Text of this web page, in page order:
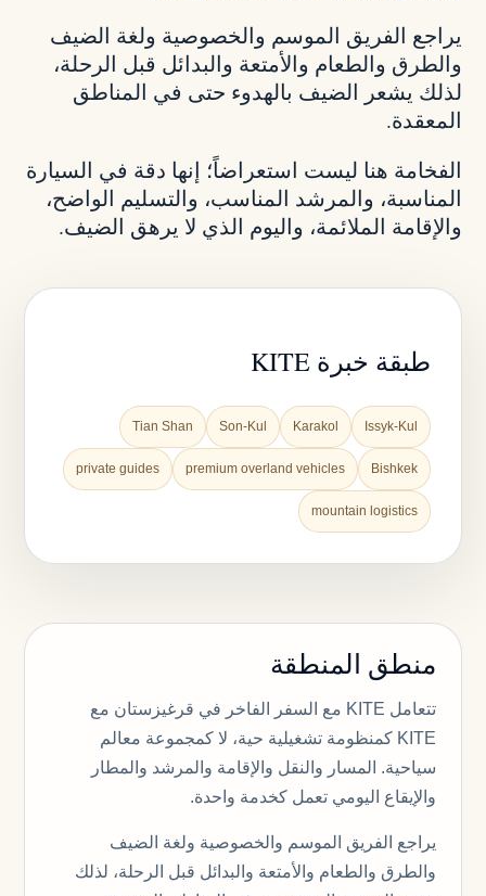
يراجع الفريق الموسم والخصوصية ولغة الضيف
والطرق والطعام والأمتعة والبدائل قبل الرحلة،
لذلك يشعر الضيف بالهدوء حتى في المناطق
المعقدة.
الفخامة هنا ليست استعراضاً؛ إنها دقة في السيارة
المناسبة، والمرشد المناسب، والتسليم الواضح،
والإقامة الملائمة، واليوم الذي لا يرهق الضيف.
طبقة خبرة KITE
Issyk-Kul
Karakol
Son-Kul
Tian Shan
Bishkek
premium overland vehicles
private guides
mountain logistics
منطق المنطقة
تتعامل KITE مع السفر الفاخر في قرغيزستان مع
KITE كمنظومة تشغيلية حية، لا كمجموعة معالم
سياحية. المسار والنقل والإقامة والمرشد والمطار
والإيقاع اليومي تعمل كخدمة واحدة.
يراجع الفريق الموسم والخصوصية ولغة الضيف
والطرق والطعام والأمتعة والبدائل قبل الرحلة، لذلك